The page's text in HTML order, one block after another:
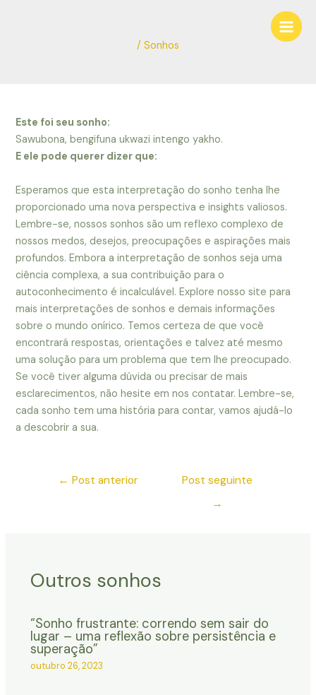
Main
/ Sonhos
Este foi seu sonho:
Sawubona, bengifuna ukwazi intengo yakho.
E ele pode querer dizer que:
Esperamos que esta interpretação do sonho tenha lhe
proporcionado uma nova perspectiva e insights valiosos.
Lembre-se, nossos sonhos são um reflexo complexo de
nossos medos, desejos, preocupações e aspirações mais
profundos. Embora a interpretação de sonhos seja uma
ciência complexa, a sua contribuição para o
autoconhecimento é incalculável. Explore nosso site para
mais interpretações de sonhos e demais informações
sobre o mundo onírico. Temos certeza de que você
encontrará respostas, orientações e talvez até mesmo
uma solução para um problema que tem lhe preocupado.
Se você tiver alguma dúvida ou precisar de mais
esclarecimentos, não hesite em nos contatar. Lembre-se,
cada sonho tem uma história para contar, vamos ajudá-lo
a descobrir a sua.
← Post anterior
Post seguinte
→
Outros sonhos
“Sonho frustrante: correndo sem sair do
lugar – uma reflexão sobre persistência e
superação”
outubro 26, 2023